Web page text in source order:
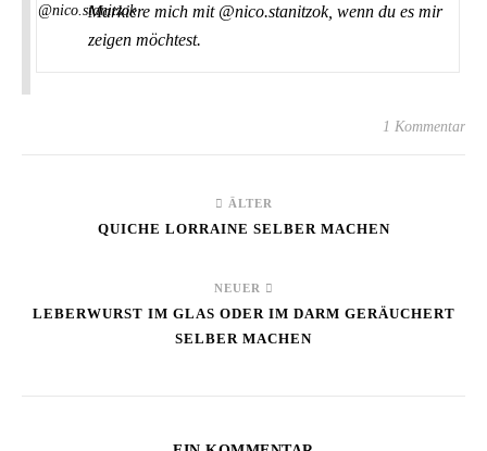
Markiere mich mit @nico.stanitzok, wenn du es mir
zeigen möchtest.
1 Kommentar
ÄLTER
QUICHE LORRAINE SELBER MACHEN
NEUER
LEBERWURST IM GLAS ODER IM DARM GERÄUCHERT
SELBER MACHEN